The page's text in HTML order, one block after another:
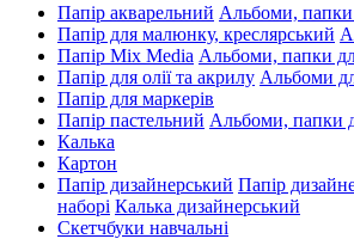
Папір акварельний Альбоми, папки
Папір для малюнку, креслярський
Папір Mix Media Альбоми, папки
Папір для олії та акрилу Альбоми
Папір для маркерів
Папір пастельний Альбоми, папки
Калька
Картон
Папір дизайнерський Папір
наборі Калька дизайнерський
Скетчбуки навчальні